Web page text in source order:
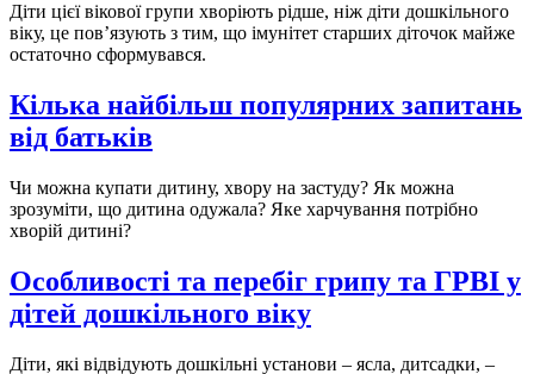
Діти цієї вікової групи хворіють рідше, ніж діти дошкільного
віку, це пов’язують з тим, що імунітет старших діточок майже
остаточно сформувався.
Кілька найбільш популярних запитань
від батьків
Чи можна купати дитину, хвору на застуду? Як можна
зрозуміти, що дитина одужала? Яке харчування потрібно
хворій дитині?
Особливості та перебіг грипу та ГРВІ у
дітей дошкільного віку
Діти, які відвідують дошкільні установи – ясла, дитсадки, –